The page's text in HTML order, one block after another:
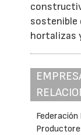
sostenible
hortalizas
Federación